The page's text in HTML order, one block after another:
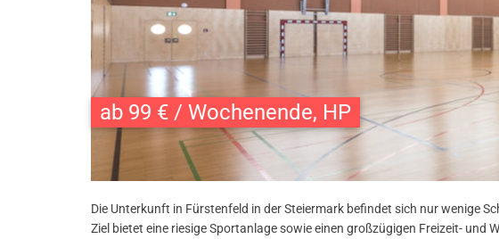
ab 99 € / Wochenende, HP
Die Unterkunft in Fürstenfeld in der Steiermark befindet sich nur wenige
Ziel bietet eine riesige Sportanlage sowie einen großzügigen Freizeit- und